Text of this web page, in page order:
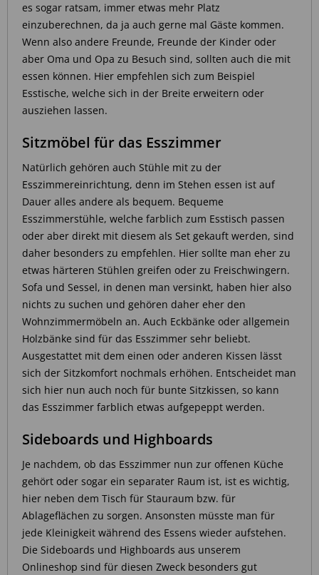
es sogar ratsam, immer etwas mehr Platz
einzuberechnen, da ja auch gerne mal Gäste kommen.
Wenn also andere Freunde, Freunde der Kinder oder
aber Oma und Opa zu Besuch sind, sollten auch die mit
essen können. Hier empfehlen sich zum Beispiel
Esstische, welche sich in der Breite erweitern oder
ausziehen lassen.
Sitzmöbel für das Esszimmer
Natürlich gehören auch Stühle mit zu der
Esszimmereinrichtung, denn im Stehen essen ist auf
Dauer alles andere als bequem. Bequeme
Esszimmerstühle, welche farblich zum Esstisch passen
oder aber direkt mit diesem als Set gekauft werden, sind
daher besonders zu empfehlen. Hier sollte man eher zu
etwas härteren Stühlen greifen oder zu Freischwingern.
Sofa und Sessel, in denen man versinkt, haben hier also
nichts zu suchen und gehören daher eher den
Wohnzimmermöbeln an. Auch Eckbänke oder allgemein
Holzbänke sind für das Esszimmer sehr beliebt.
Ausgestattet mit dem einen oder anderen Kissen lässt
sich der Sitzkomfort nochmals erhöhen. Entscheidet man
sich hier nun auch noch für bunte Sitzkissen, so kann
das Esszimmer farblich etwas aufgepeppt werden.
Sideboards und Highboards
Je nachdem, ob das Esszimmer nun zur offenen Küche
gehört oder sogar ein separater Raum ist, ist es wichtig,
hier neben dem Tisch für Stauraum bzw. für
Ablageflächen zu sorgen. Ansonsten müsste man für
jede Kleinigkeit während des Essens wieder aufstehen.
Die Sideboards und Highboards aus unserem
Onlineshop sind für diesen Zweck besonders gut